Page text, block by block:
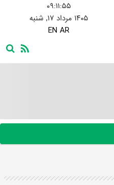
۰۹:۱۱:۵۵
۱۴۰۵ مرداد ۱۷, شنبه
EN AR